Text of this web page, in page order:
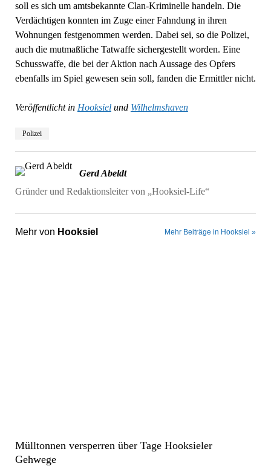
soll es sich um amtsbekannte Clan-Kriminelle handeln. Die
Verdächtigen konnten im Zuge einer Fahndung in ihren
Wohnungen festgenommen werden. Dabei sei, so die Polizei,
auch die mutmaßliche Tatwaffe sichergestellt worden. Eine
Schusswaffe, die bei der Aktion nach Aussage des Opfers
ebenfalls im Spiel gewesen sein soll, fanden die Ermittler nicht.
Veröffentlicht in Hooksielund Wilhelmshaven
Polizei
Gerd Abeldt
Gründer und Redaktionsleiter von „Hooksiel-Life“
Mehr von Hooksiel Mehr Beiträge in Hooksiel »
Mülltonnen versperren über Tage Hooksieler
Gehwege